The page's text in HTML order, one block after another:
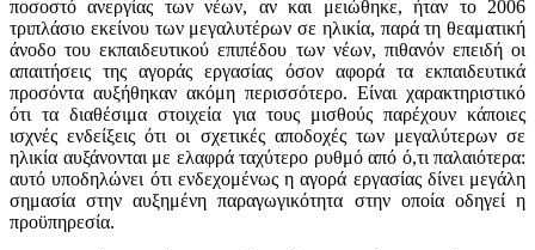
ποσοστό ανεργίας των νέων, αν και μειώθηκε, ήταν το 2006
τριπλάσιο εκείνου των μεγαλυτέρων σε ηλικία, παρά τη θεαματική
άνοδο του εκπαιδευτικού επιπέδου των νέων, πιθανόν επειδή οι
απαιτήσεις της αγοράς εργασίας όσον αφορά τα εκπαιδευτικά
προσόντα αυξήθηκαν ακόμη περισσότερο. Είναι χαρακτηριστικό
ότι τα διαθέσιμα στοιχεία για τους μισθούς παρέχουν κάποιες
ισχνές ενδείξεις ότι οι σχετικές αποδοχές των μεγαλύτερων σε
ηλικία αυξάνονται με ελαφρά ταχύτερο ρυθμό από ό,τι παλαιότερα:
αυτό υποδηλώνει ότι ενδεχομένως η αγορά εργασίας δίνει μεγάλη
σημασία στην αυξημένη παραγωγικότητα στην οποία οδηγεί η
προϋπηρεσία.